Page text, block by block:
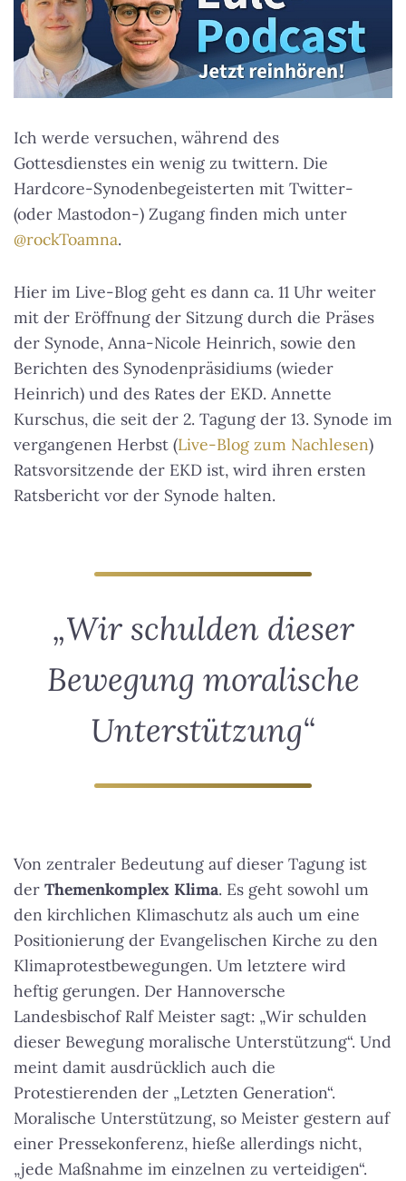
Ich werde versuchen, während des
Gottesdienstes ein wenig zu twittern. Die
Hardcore-Synodenbegeisterten mit Twitter-
(oder Mastodon-) Zugang finden mich unter
@rockToamna.
Hier im Live-Blog geht es dann ca. 11 Uhr weiter
mit der Eröffnung der Sitzung durch die Präses
der Synode, Anna-Nicole Heinrich, sowie den
Berichten des Synodenpräsidiums (wieder
Heinrich) und des Rates der EKD. Annette
Kurschus, die seit der 2. Tagung der 13. Synode im
vergangenen Herbst (Live-Blog zum Nachlesen)
Ratsvorsitzende der EKD ist, wird ihren ersten
Ratsbericht vor der Synode halten.
„Wir schulden dieser
Bewegung moralische
Unterstützung“
Von zentraler Bedeutung auf dieser Tagung ist
der Themenkomplex Klima. Es geht sowohl um
den kirchlichen Klimaschutz als auch um eine
Positionierung der Evangelischen Kirche zu den
Klimaprotestbewegungen. Um letztere wird
heftig gerungen. Der Hannoversche
Landesbischof Ralf Meister sagt: „Wir schulden
dieser Bewegung moralische Unterstützung“. Und
meint damit ausdrücklich auch die
Protestierenden der „Letzten Generation“.
Moralische Unterstützung, so Meister gestern auf
einer Pressekonferenz, hieße allerdings nicht,
„jede Maßnahme im einzelnen zu verteidigen“.